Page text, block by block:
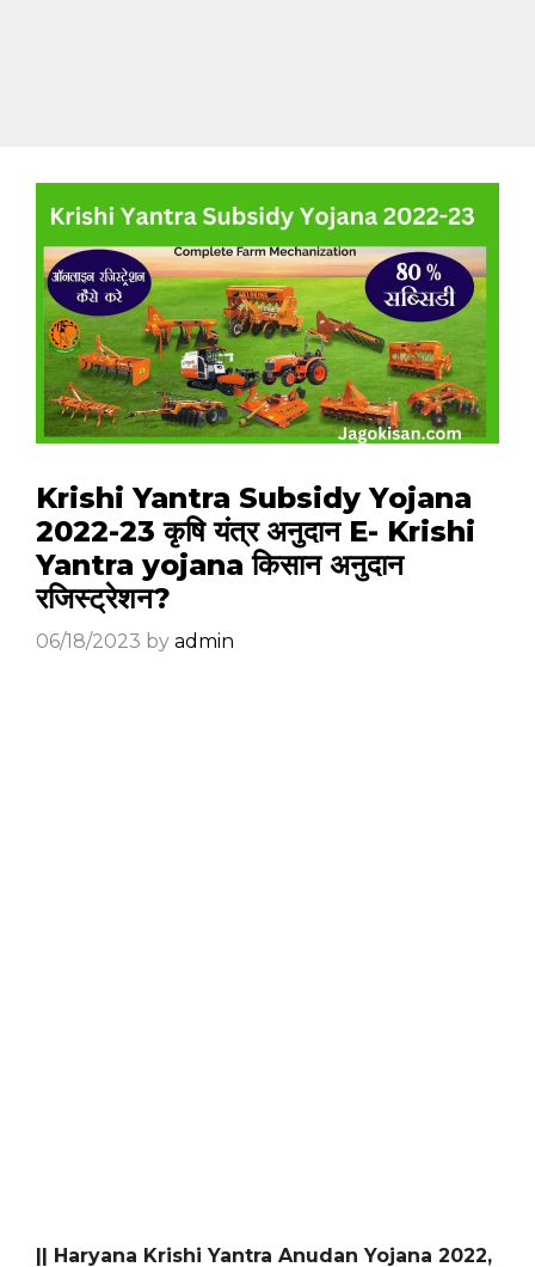
Krishi Yantra Subsidy Yojana
2022-23 कृषि यंत्र अनुदान E- Krishi
Yantra yojana किसान अनुदान
रजिस्ट्रेशन?
06/18/2023 by admin
|| Haryana Krishi Yantra Anudan Yojana 2022,